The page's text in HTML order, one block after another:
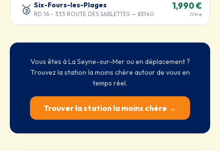
🥉 Six-Fours-les-Plages
RD 16 - 333 ROUTE DES SABLETTES — 83140
1,990 €
/litre
Vous êtes à La Seyne-sur-Mer ou en déplacement ?
Trouvez la station la moins chère autour de vous en
temps réel.
Trouver la station la moins chère →